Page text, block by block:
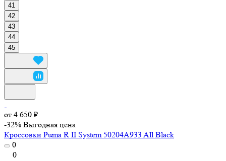
41
42
43
44
45
от 4 650 ₽
-32% Выгодная цена
Кроссовки Puma R II System 50204A933 All Black
0
0